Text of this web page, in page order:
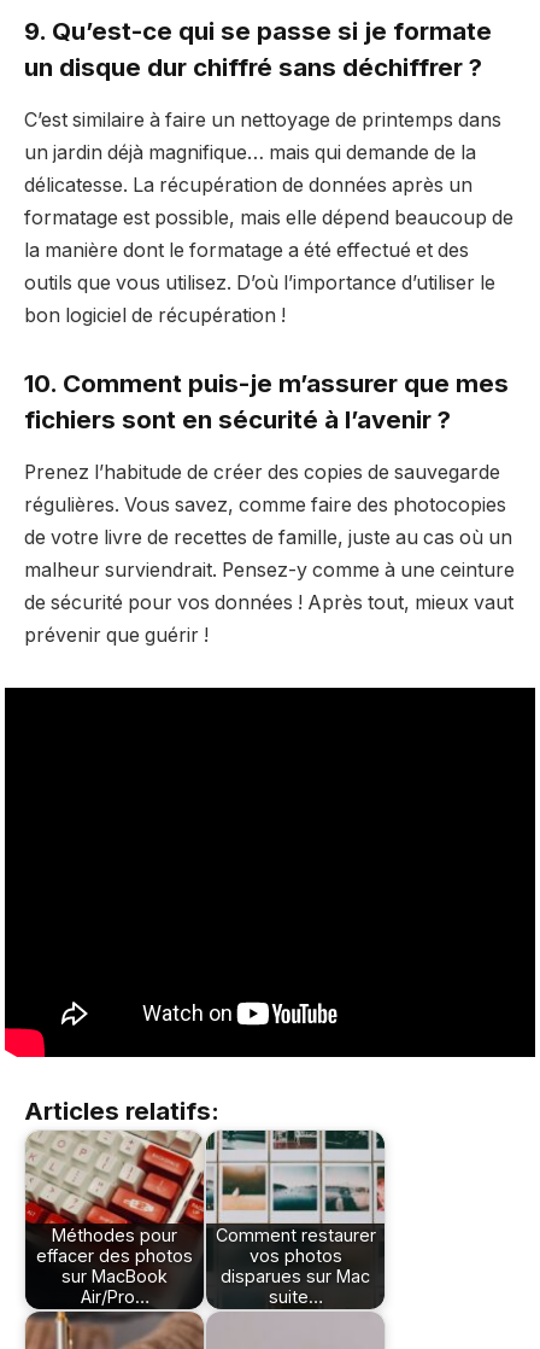
9. Qu’est-ce qui se passe si je formate
un disque dur chiffré sans déchiffrer ?
C’est similaire à faire un nettoyage de printemps dans
un jardin déjà magnifique… mais qui demande de la
délicatesse. La récupération de données après un
formatage est possible, mais elle dépend beaucoup de
la manière dont le formatage a été effectué et des
outils que vous utilisez. D’où l’importance d’utiliser le
bon logiciel de récupération !
10. Comment puis-je m’assurer que mes
fichiers sont en sécurité à l’avenir ?
Prenez l’habitude de créer des copies de sauvegarde
régulières. Vous savez, comme faire des photocopies
de votre livre de recettes de famille, juste au cas où un
malheur surviendrait. Pensez-y comme à une ceinture
de sécurité pour vos données ! Après tout, mieux vaut
prévenir que guérir !
Articles relatifs:
Méthodes pour
effacer des photos
sur MacBook
Air/Pro…
Comment restaurer
vos photos
disparues sur Mac
suite…